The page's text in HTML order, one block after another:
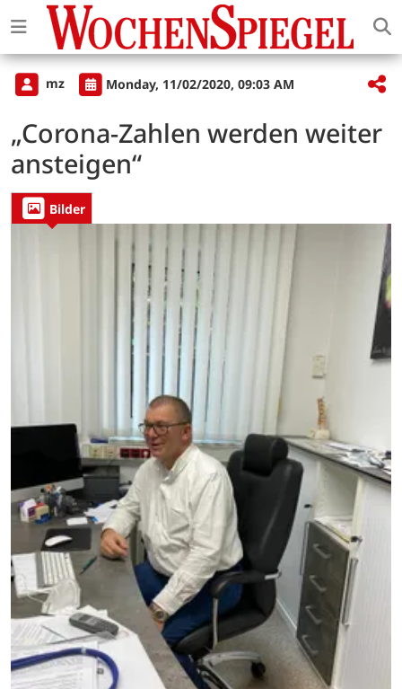
mz Monday, 11/02/2020, 09:03 AM
„Corona-Zahlen werden weiter
ansteigen“
Bilder